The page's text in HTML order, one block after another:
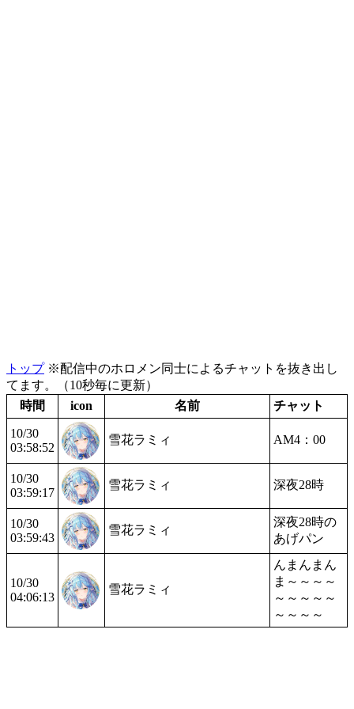
トップ※配信中のホロメン同士によるチャットを抜き出し
てます。（10秒毎に更新）
時間
icon 名前 チャット
10/30
03:58:52
雪花ラミィ AM4：00
10/30
03:59:17
雪花ラミィ 深夜28時
10/30
03:59:43
雪花ラミィ
深夜28時の
あげパン
10/30
04:06:13
雪花ラミィ
んまんまん
ま～～～～
～～～～～
～～～～